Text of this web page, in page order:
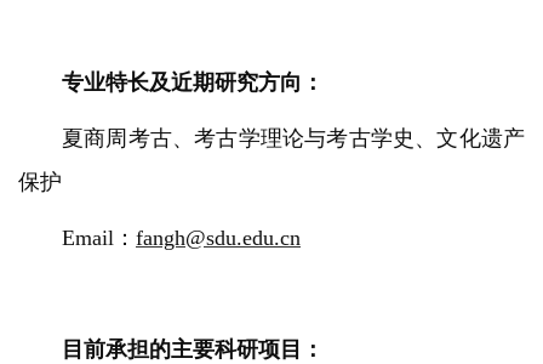
专业特长及近期研究方向：
夏商周考古、考古学理论与考古学史、文化遗产
保护
Email： fangh@sdu.edu.cn
目 前承担的主要科研项目：